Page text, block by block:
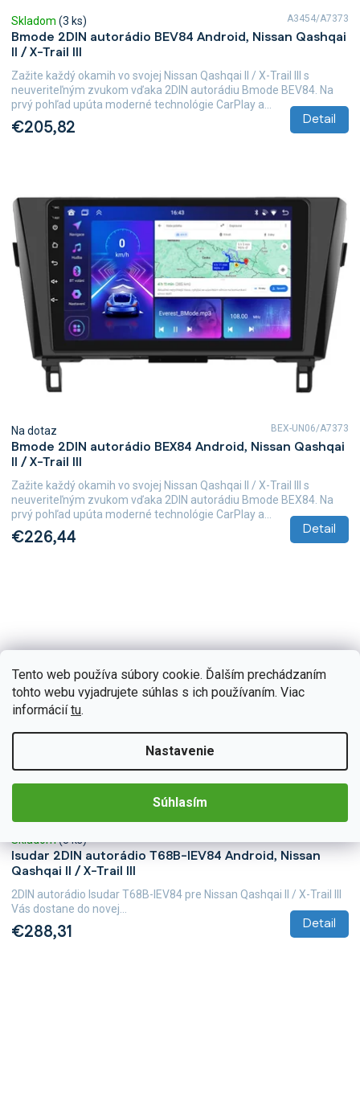
Tento web používa súbory cookie. Ďalším prechádzaním
tohto webu vyjadrujete súhlas s ich používaním. Viac
informáciítu.
Nastavenie
Súhlasím
Bmode 2DIN autorádio BEV84 Android, Nissan Qashqai
II / X-Trail III
Skladom (3 ks)
€205,82 Detail
Zažite každý okamih vo svojej Nissan Qashqai II / X-Trail III s
neuveriteľným zvukom vďaka 2DIN autorádiu Bmode BEV84. Na
prvý pohľad upúta moderné technológie CarPlay a...
A3454/A7373
Bmode 2DIN autorádio BEX84 Android, Nissan Qashqai
II / X-Trail III
Na dotaz
€226,44 Detail
Zažite každý okamih vo svojej Nissan Qashqai II / X-Trail III s
neuveriteľným zvukom vďaka 2DIN autorádiu Bmode BEX84. Na
prvý pohľad upúta moderné technológie CarPlay a...
BEX-UN06/A7373
Isudar 2DIN autorádio T68B-IEV84 Android, Nissan
Qashqai II / X-Trail III
Skladom(3 ks)
€288,31 Detail
2DIN autorádio Isudar T68B-IEV84 pre Nissan Qashqai II / X-Trail III
Vás dostane do novej...